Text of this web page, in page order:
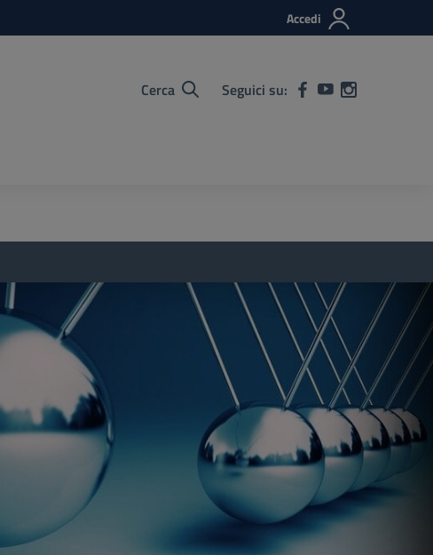
Accedi
Cerca Seguici su: